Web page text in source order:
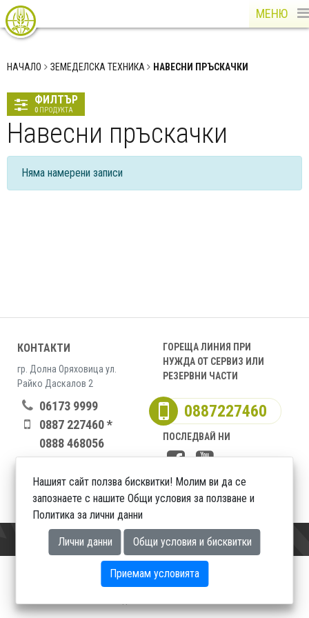
МЕНЮ
НАЧАЛО ЗЕМЕДЕЛСКА ТЕХНИКА НАВЕСНИ ПРЪСКАЧКИ
ФИЛТЪР
0 ПРОДУКТА
Навесни пръскачки
Няма намерени записи
КОНТАКТИ
гр. Долна Оряховица ул.
Райко Даскалов 2
06173 9999
0887 227460 *
0888 468056
office@universal-
nvg.bg
ГОРЕЩА ЛИНИЯ ПРИ
НУЖДА ОТ СЕРВИЗ ИЛИ
РЕЗЕРВНИ ЧАСТИ
0887227460
ПОСЛЕДВАЙ НИ
Всички права запазени. Универсал-НВГ ООД 2026
Нашият сайт ползва бисквитки! Молим ви да се
запознаете с нашите Общи условия за ползване и
Политика за лични данни
Лични данни Общи условия и бисквитки
Приемам условията